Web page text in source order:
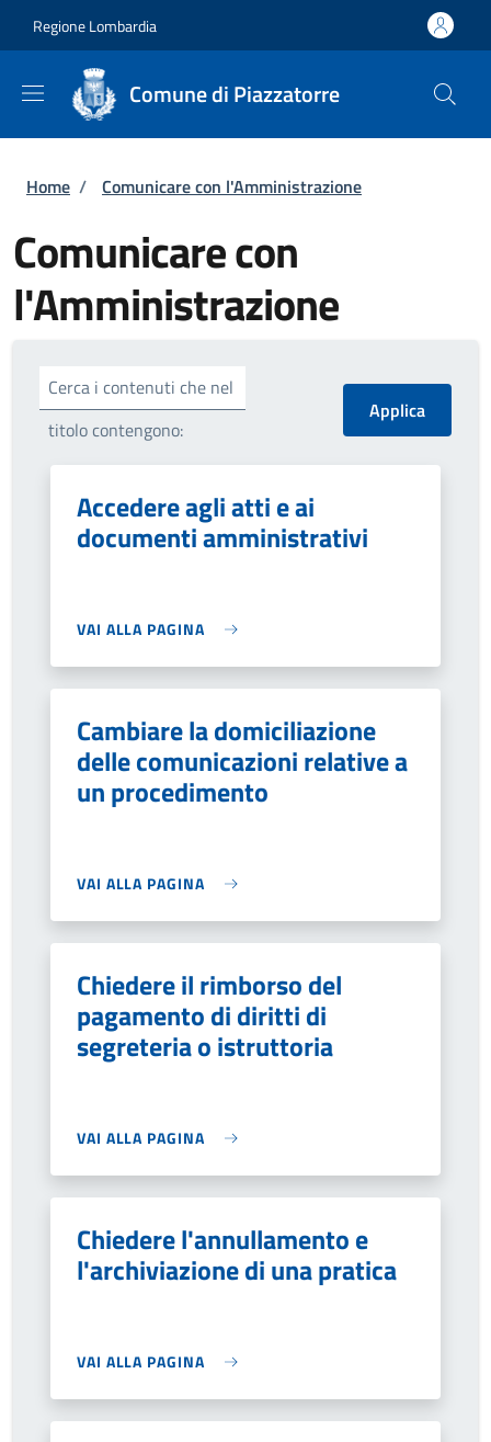
Regione Lombardia
Comune di Piazzatorre
Briciole di pane
Home / Comunicare con l'Amministrazione
Comunicare con
l'Amministrazione
Cerca i contenuti che nel
titolo contengono:
Accedere agli atti e ai
documenti amministrativi
VAI ALLA PAGINA
Cambiare la domiciliazione
delle comunicazioni relative a
un procedimento
VAI ALLA PAGINA
Chiedere il rimborso del
pagamento di diritti di
segreteria o istruttoria
VAI ALLA PAGINA
Chiedere l'annullamento e
l'archiviazione di una pratica
VAI ALLA PAGINA